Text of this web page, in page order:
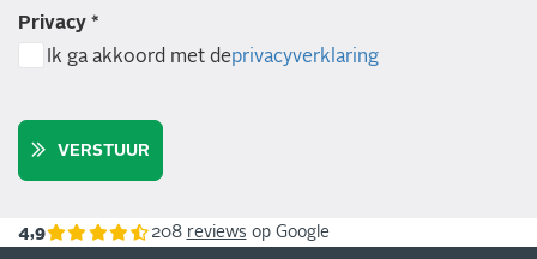
Privacy *
Ik ga akkoord met deprivacyverklaring
VERSTUUR
4,9 208 reviews op Google